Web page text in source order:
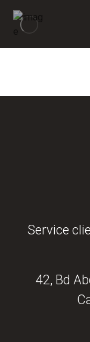
Service
42, Bd